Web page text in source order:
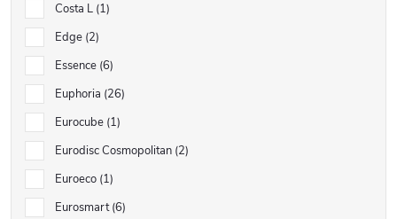
Costa L 1
Edge 2
Essence 6
Euphoria 26
Eurocube 1
Eurodisc Cosmopolitan 2
Euroeco 1
Eurosmart 6